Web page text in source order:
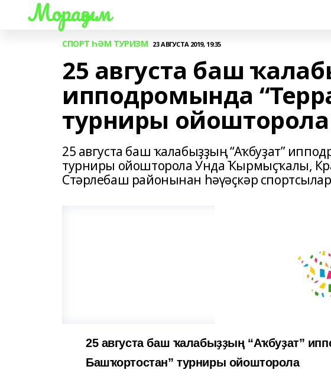
Мораҙым
СПОРТ ҺӘМ ТУРИЗМ 23 АВГУСТА 2019, 19:35
25 августа баш
ипподромында
турниры ойошторола
25 августа баш ҡалабыҙҙың “Аҡбуҙат”
турниры ойошторола Унда Ҡырмыҫҡалы,
Стәрлебаш районынан һәүәҫкәр
25 августа баш ҡалабыҙҙың “Аҡбуҙат”
Башҡортостан” турниры ойошторола